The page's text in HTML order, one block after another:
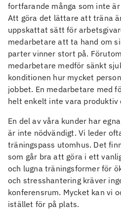
fortfarande många som inte
Att göra det lättare att träna
uppskattat sätt för
medarbetare att ta hand om
parter vinner stort på.
medarbetare medför sänkt
konditionen hur mycket
jobbet. En medarbetare med
helt enkelt inte vara produktiv
En del av våra kunder har
är inte nödvändigt. Vi leder
träningspass utomhus. Det
som går bra att göra i ett
och lugna träningsformer för
och stresshantering kräver
konferensrum. Mycket kan vi
istället för på plats.